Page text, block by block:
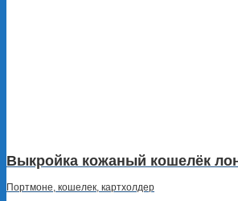
Выкройка кожаный кошелёк
Портмоне, кошелек, картхолдер